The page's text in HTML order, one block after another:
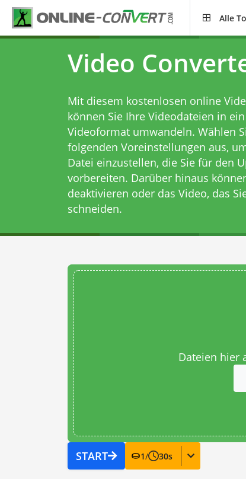
Alle
Video
Mit diesem kostenlosen online
können Sie Ihre Videodateien in
Videoformat umwandeln. Wählen
folgenden Voreinstellungen aus,
Datei einzustellen, die Sie für den
vorbereiten. Darüber hinaus
deaktivieren oder das Video, das
schneiden.
Dateien hier
START 1/ 30s